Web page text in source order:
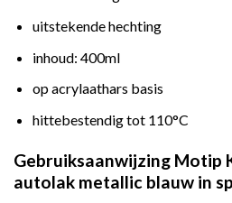
uitstekende hechting
inhoud: 400ml
op acrylaathars basis
hittebestendig tot 110°C
Gebruiksaanwijzing Motip
autolak metallic blauw in